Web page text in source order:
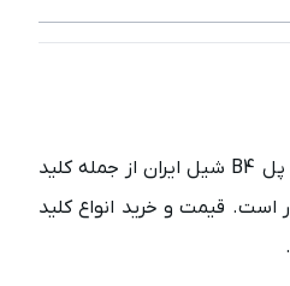
کلید مینیاتوری 4 آمپر سه پل B4 شیل ایران از جمله کلید
است. قیمت و خرید انواع کلید